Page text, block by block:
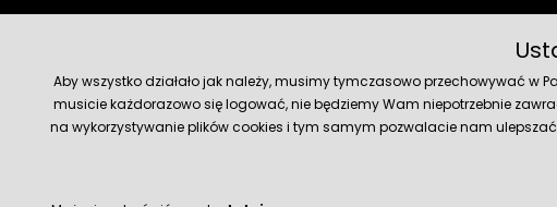
Aby wszystko działało jak należy, musimy tymczasowo przechowywać w
musicie każdorazowo się logować, nie będziemy Wam niepotrzebnie
na wykorzystywanie plików cookies i tym samym pozwalacie nam